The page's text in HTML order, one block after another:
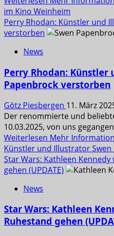
im Kino Weinheim
Perry Rhodan: Künstler und
verstorben
News
Perry Rhodan:
Papenbrock verstorben
Götz Piesbergen 11. März
Der renommierte und
10.03.2025, von uns
Weiterlesen Mehr
Künstler und Illustrator
Star Wars: Kathleen
gehen (UPDATE)
News
Star Wars: Kathleen
Ruhestand gehen